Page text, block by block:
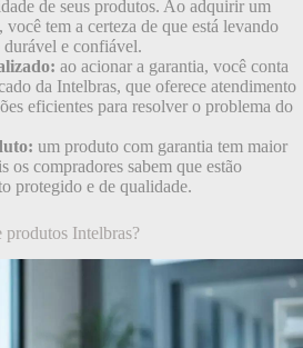
de seus produtos. Ao adquirir um
tem a certeza de que está levando
durável e confiável.
ao acionar a garantia, você conta
da Intelbras, que oferece atendimento
eficientes para resolver o problema do
um produto com garantia tem maior
os compradores sabem que estão
protegido e de qualidade.
produtos Intelbras?